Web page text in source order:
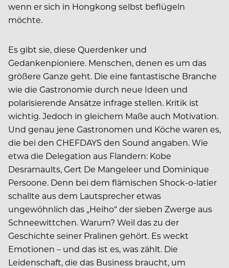
wenn er sich in Hongkong selbst beflügeln
möchte.
Es gibt sie, diese Querdenker und
Gedankenpioniere. Menschen, denen es um das
größere Ganze geht. Die eine fantastische Branche
wie die Gastronomie durch neue Ideen und
polarisierende Ansätze infrage stellen. Kritik ist
wichtig. Jedoch in gleichem Maße auch Motivation.
Und genau jene Gastronomen und Köche waren es,
die bei den CHEFDAYS den Sound angaben. Wie
etwa die Delegation aus Flandern: Kobe
Desramaults, Gert De Mangeleer und Dominique
Persoone. Denn bei dem flämischen Shock-o-latier
schallte aus dem Lautsprecher etwas
ungewöhnlich das „Heiho“ der sieben Zwerge aus
Schneewittchen. Warum? Weil das zu der
Geschichte seiner Pralinen gehört. Es weckt
Emotionen – und das ist es, was zählt. Die
Leidenschaft, die das Business braucht, um